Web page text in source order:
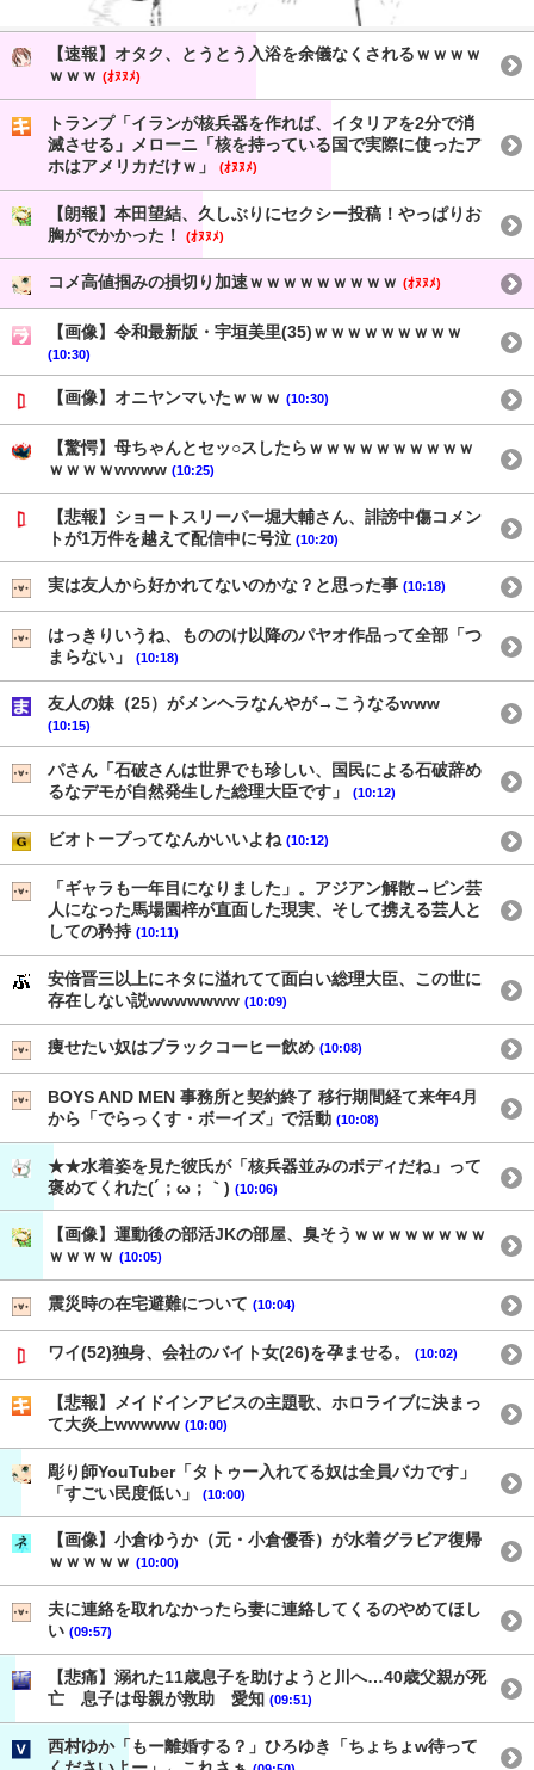
【速報】オタク、とうとう入浴を余儀なくされるｗｗｗｗ
ｗｗｗ (ｵﾇﾇﾒ)
トランプ「イランが核兵器を作れば、イタリアを2分で消
滅させる」メローニ「核を持っている国で実際に使ったア
ホはアメリカだけｗ」
(ｵﾇﾇﾒ)
【朗報】本田望結、久しぶりにセクシー投稿！やっぱりお
胸がでかかった！
(ｵﾇﾇﾒ)
コメ高値掴みの損切り加速ｗｗｗｗｗｗｗｗｗ (ｵﾇﾇﾒ)
【画像】令和最新版・宇垣美里(35)ｗｗｗｗｗｗｗｗｗ
(10:30)
【画像】オニヤンマいたｗｗｗ (10:30)
【驚愕】母ちゃんとセッ○スしたらｗｗｗｗｗｗｗｗｗｗ
ｗｗｗｗwwww (10:25)
【悲報】ショートスリーパー堀大輔さん、誹謗中傷コメン
トが1万件を越えて配信中に号泣 (10:20)
実は友人から好かれてないのかな？と思った事 (10:18)
はっきりいうね、もののけ以降のパヤオ作品って全部「つ
まらない」
(10:18)
友人の妹（25）がメンヘラなんやが→こうなるwww
(10:15)
パさん「石破さんは世界でも珍しい、国民による石破辞め
るなデモが自然発生した総理大臣です」
(10:12)
ビオトープってなんかいいよね (10:12)
「ギャラも一年目になりました」。アジアン解散→ピン芸
人になった馬場園梓が直面した現実、そして携える芸人と
しての矜持 (10:11)
安倍晋三以上にネタに溢れてて面白い総理大臣、この世に
存在しない説wwwwwww (10:09)
痩せたい奴はブラックコーヒー飲め (10:08)
BOYS AND MEN 事務所と契約終了 移行期間経て来年4月
から「でらっくす・ボーイズ」で活動 (10:08)
★★水着姿を見た彼氏が「核兵器並みのボディだね」って
褒めてくれた(´；ω；｀) (10:06)
【画像】運動後の部活JKの部屋、臭そうｗｗｗｗｗｗｗｗ
ｗｗｗｗ (10:05)
震災時の在宅避難について (10:04)
ワイ(52)独身、会社のバイト女(26)を孕ませる。 (10:02)
【悲報】メイドインアビスの主題歌、ホロライブに決まっ
て大炎上wwwww (10:00)
彫り師YouTuber「タトゥー入れてる奴は全員バカです」
「すごい民度低い」
(10:00)
【画像】小倉ゆうか（元・小倉優香）が水着グラビア復帰
ｗｗｗｗｗ (10:00)
夫に連絡を取れなかったら妻に連絡してくるのやめてほし
い (09:57)
【悲痛】溺れた11歳息子を助けようと川へ…40歳父親が死
亡 息子は母親が救助 愛知 (09:51)
西村ゆか「もー離婚する？」ひろゆき「ちょちょw待って